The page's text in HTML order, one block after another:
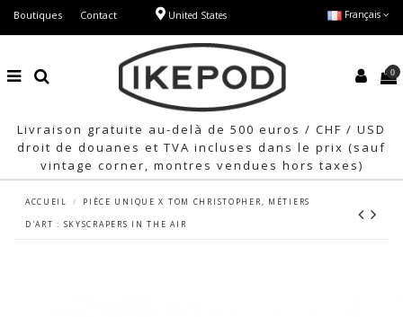
Boutiques Contact United States Français
0
Livraison gratuite au-delà de 500 euros / CHF / USD
droit de douanes et TVA incluses dans le prix (sauf
vintage corner, montres vendues hors taxes)
ACCUEIL PIÈCE UNIQUE X TOM CHRISTOPHER, MÉTIERS
D'ART : SKYSCRAPERS IN THE AIR